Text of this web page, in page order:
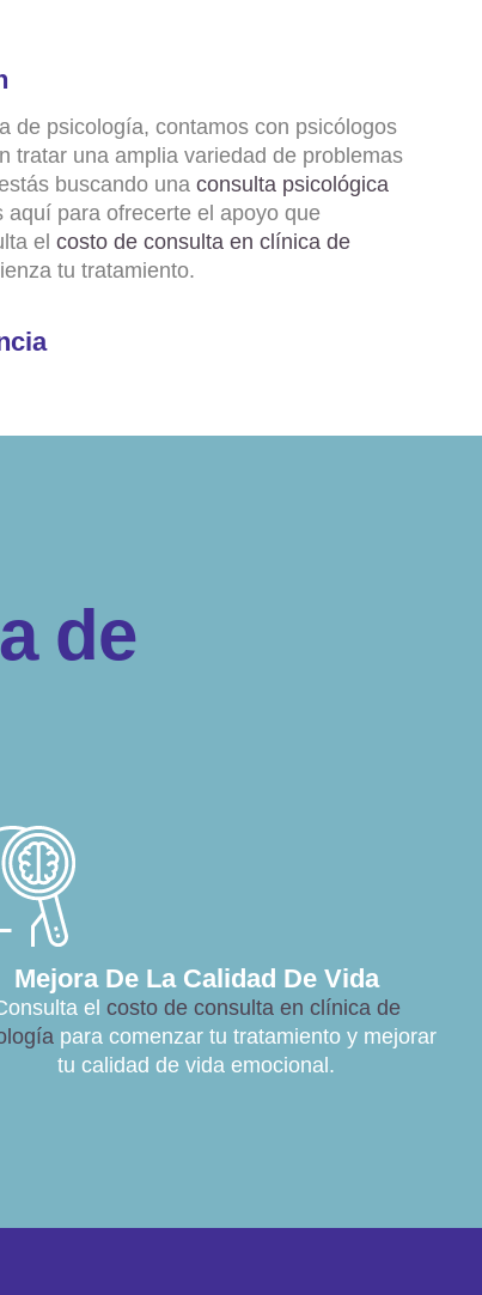
de psicología, contamos con psicólogos
tratar una amplia variedad de problemas
buscando una consulta psicológica
aquí para ofrecerte el apoyo que
el costo de consulta en clínica de
tu tratamiento.
de
Mejora De La Calidad De Vida
el costo de consulta en clínica de
para comenzar tu tratamiento y mejorar
tu calidad de vida emocional.